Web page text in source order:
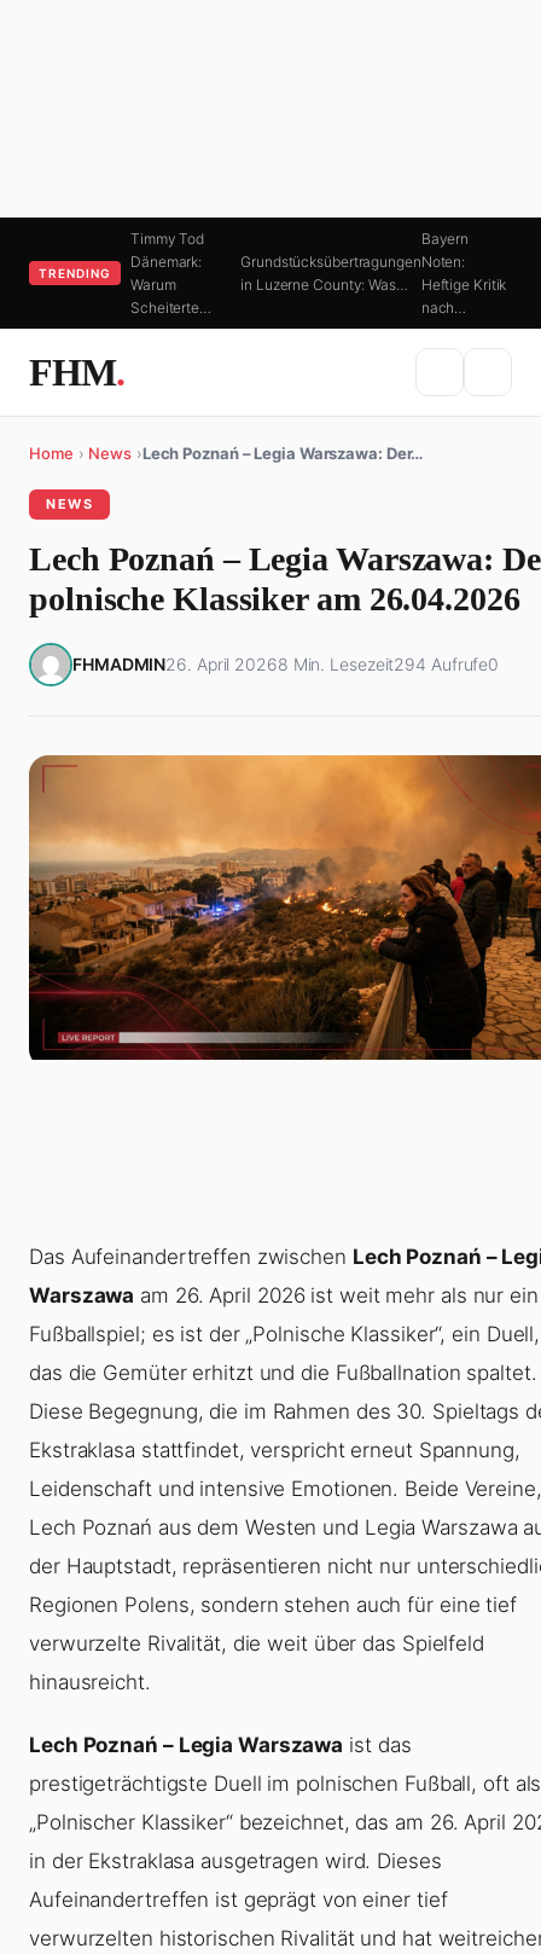
TRENDING
Timmy Tod
Dänemark:
Warum
Scheiterte…
Grundstücksübertragungen
in Luzerne County: Was…
Bayern
Noten:
Heftige Kritik
nach…
FHM.
Home › News ›Lech Poznań – Legia Warszawa: Der…
NEWS
Lech Poznań – Legia Warszawa:
polnische Klassiker am 26.04.2026
FHMADMIN26. April 20268 Min. Lesezeit294 Aufrufe0
Das Aufeinandertreffen zwischen Lech Poznań –
Warszawa am 26. April 2026 ist weit mehr als nur ein
Fußballspiel; es ist der „Polnische Klassiker“, ein Duell,
das die Gemüter erhitzt und die Fußballnation spaltet.
Diese Begegnung, die im Rahmen des 30. Spieltags
Ekstraklasa stattfindet, verspricht erneut Spannung,
Leidenschaft und intensive Emotionen. Beide Vereine,
Lech Poznań aus dem Westen und Legia Warszawa
der Hauptstadt, repräsentieren nicht nur
Regionen Polens, sondern stehen auch für eine tief
verwurzelte Rivalität, die weit über das Spielfeld
hinausreicht.
Lech Poznań – Legia Warszawa ist das
prestigeträchtigste Duell im polnischen Fußball, oft als
„Polnischer Klassiker“ bezeichnet, das am 26. April
in der Ekstraklasa ausgetragen wird. Dieses
Aufeinandertreffen ist geprägt von einer tief
verwurzelten historischen Rivalität und hat